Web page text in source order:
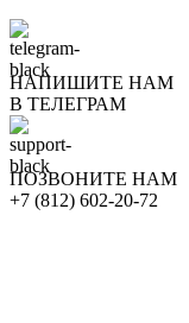
НАПИШИТЕ НАМ
В ТЕЛЕГРАМ
ПОЗВОНИТЕ НАМ
+7 (812) 602-20-72